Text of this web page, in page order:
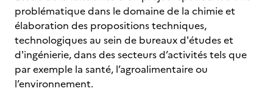
problématique dans le domaine de la chimie et
élaboration des propositions techniques,
technologiques au sein de bureaux d'études et
d'ingénierie, dans des secteurs d’activités tels que
par exemple la santé, l’agroalimentaire ou
l’environnement.